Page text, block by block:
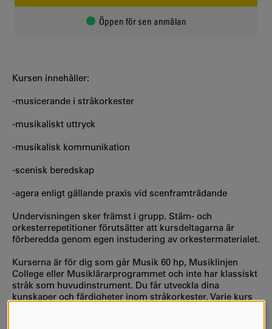
Öppen för sen anmälan
Kursen innehåller:
-musicerande i stråkorkester
-musikaliskt uttryck
-musikalisk kommunikation
-scenisk beredskap
-agera enligt gällande praxis vid scenframträdande
Undervisningen sker främst i grupp. Stäm- och
orkesterrepetitioner förutsätter att kursdeltagarna är
förberedda genom egen instudering av orkestermaterialet.
Kurserna är för dig som går Musik 60 hp, Musiklinjen
College eller Musiklärarprogrammet och inte har klassiskt
stråk som huvudinstrument. Du får utveckla dina
kunskaper och färdigheter inom stråkorkester. Varje kurs